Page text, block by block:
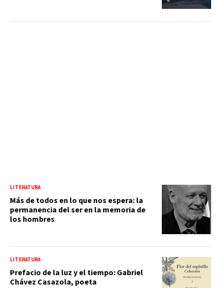
LITERATURA
Más de todos en lo que nos espera: la
permanencia del ser en la memoria de
los hombres
LITERATURA
Prefacio de la luz y el tiempo: Gabriel
Chávez Casazola, poeta